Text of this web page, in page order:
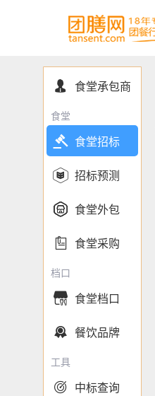
 食堂承包商
食堂
 食堂招标
 招标预测
 食堂外包
 食堂采购
档口
 食堂档口
 餐饮品牌
工具
 中标查询